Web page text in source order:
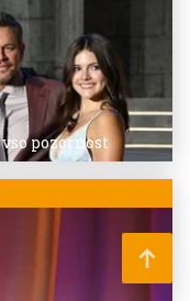
pozornost